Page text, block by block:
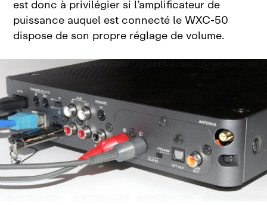
est donc à privilégier si l’amplificateur de
puissance auquel est connecté leWXC‑50
dispose de son propre réglage de volume.